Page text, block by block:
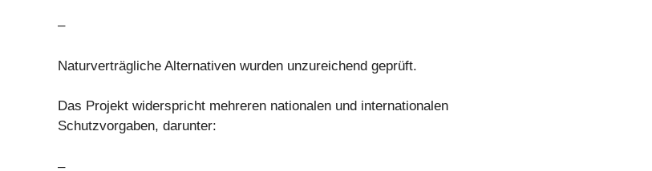
–
Naturverträgliche Alternativen wurden unzureichend geprüft.
Das Projekt widerspricht mehreren nationalen und internationalen
Schutzvorgaben, darunter:
–